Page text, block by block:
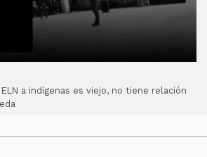
a indígenas es viejo, no tiene relación